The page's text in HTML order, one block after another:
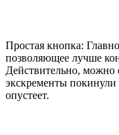
Простая кнопка:
позволяющее лучше
Действительно, можно
экскременты покинули
опустеет.